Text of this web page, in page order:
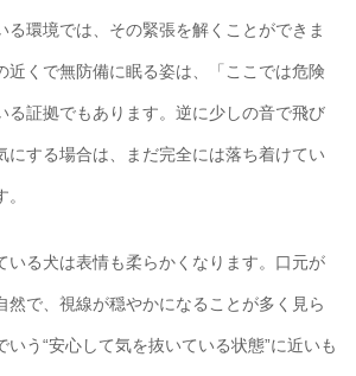
る環境では、その緊張を解くことができま
近くで無防備に眠る姿は、「ここでは危険
る証拠でもあります。逆に少しの音で飛び
にする場合は、まだ完全には落ち着けてい
いる犬は表情も柔らかくなります。口元が
然で、視線が穏やかになることが多く見ら
う“安心して気を抜いている状態”に近いも